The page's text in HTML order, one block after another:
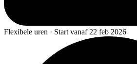
Flexibele uren · Start vanaf 22 feb 2026